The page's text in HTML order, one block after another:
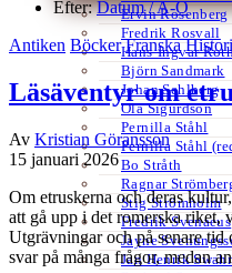
Ervin Rosenberg
Fredrik Rosvall
Hans-Ingvar
Björn Sandmark
Johan Sehlberg
Ola Sigurdson
Pernilla Ståhl
Pernilla Ståhl
Bo Stråth
Ragnar
Stig Strömholm
Fredrik Svenaeus
Jayne
Jan Henrik
Efter:Datum /A-Ö
Antiken Böcker Franska
Läsäventyr om
Av Kristian Göransson
15 januari 2026
Om etruskerna och deras
att gå upp i det romerska riket,
Utgrävningar och på senare
svar på många frågor, medan